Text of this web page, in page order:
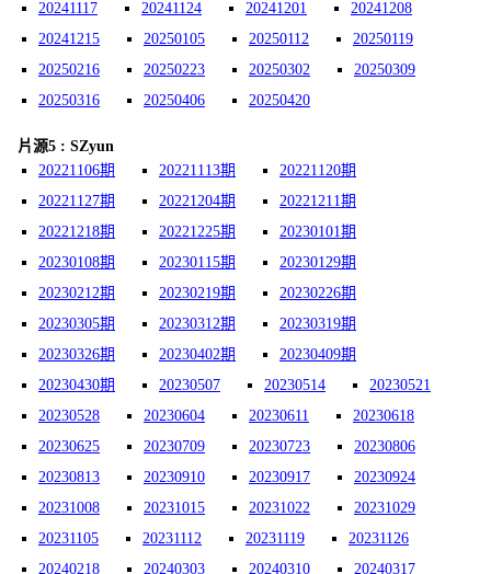
20241117
20241124 20241201
20241208
20241215
20250105 20250112
20250119
20250216
20250223 20250302
20250309
20250316
20250406 20250420
片源5 : SZyun
20221106期
20221113期
20221120期
20221127期
20221204期
20221211期
20221218期
20221225期
20230101期
20230108期
20230115期
20230129期
20230212期
20230219期
20230226期
20230305期
20230312期
20230319期
20230326期
20230402期
20230409期
20230430期
20230507 20230514
20230521
20230528
20230604 20230611
20230618
20230625
20230709 20230723
20230806
20230813
20230910 20230917
20230924
20231008
20231015 20231022
20231029
20231105
20231112 20231119
20231126
20240218
20240303 20240310 20240317